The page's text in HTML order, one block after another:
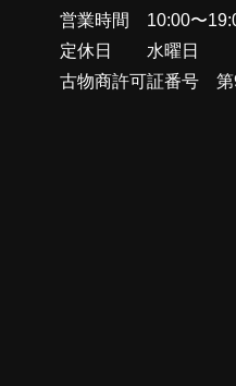
営業時間 10:00〜
定休日 水曜日
古物商許可証番号 第